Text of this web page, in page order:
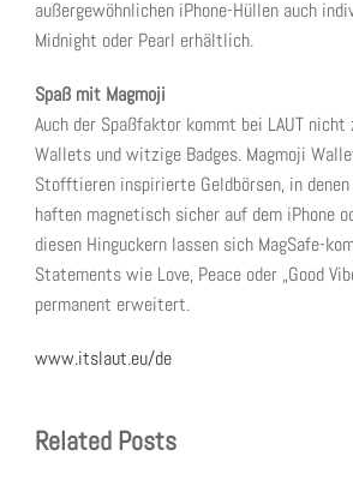
außergewöhnlichen iPhone-Hüllen auch
Midnight oder Pearl erhältlich.
Spaß mit Magmoji
Auch der Spaßfaktor kommt bei LAUT
Wallets und witzige Badges. Magmoji
Stofftieren inspirierte Geldbörsen, in
haften magnetisch sicher auf dem iPhone
diesen Hinguckern lassen sich MagSafe-
Statements wie Love, Peace oder „Good
permanent erweitert.
www.itslaut.eu/de
Related Posts